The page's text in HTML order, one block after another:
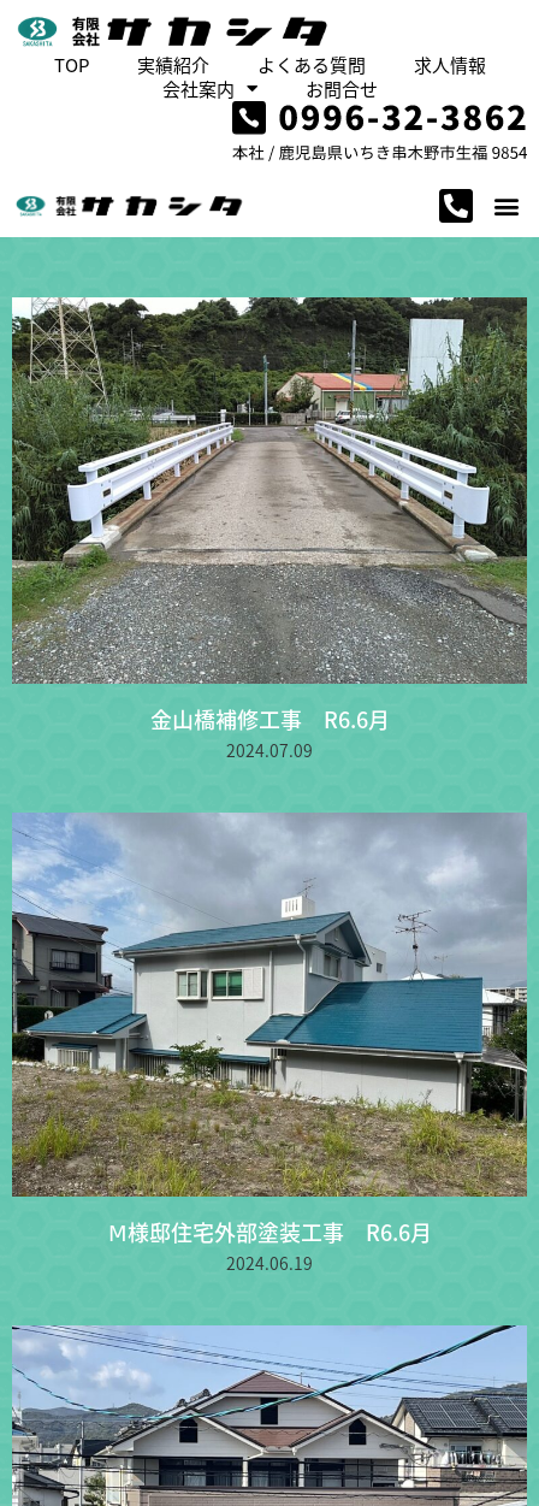
TOP 実績紹介 よくある質問
求人情報
会社案内
お問合せ
金山橋補修工事 R6.6月
2024.07.09
Ⅿ様邸住宅外部塗装工事 R6.6月
2024.06.19